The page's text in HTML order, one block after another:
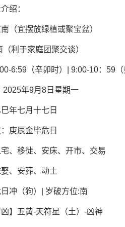
绍：
（宜摆放绿植或聚宝盆）
利于家庭团聚交谈）
6:59（辛卯时）| 9:00-10：59（
年9月8日星期一
年七月十七日
庚辰金毕危日
宅、移徙、安床、开市、交易
娶、安葬、动土
日冲（狗）| 岁破方位:南
凶】五黄-天符星（土）-凶神